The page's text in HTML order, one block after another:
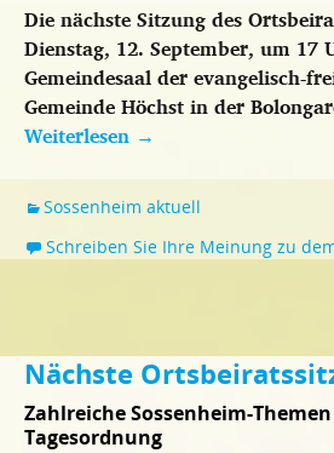
Die nächste Sitzung des
Dienstag, 12. September, um 17
Gemeindesaal der evangelisch-
Gemeinde Höchst in der
Weiterlesen →
Sossenheim aktuell
Schreiben Sie Ihre Meinung zu
Nächste
Zahlreiche Sossenheim-
Tagesordnung